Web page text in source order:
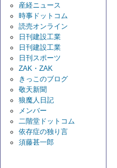
産経ニュース
時事ドットコム
読売オンライン
日刊建設工業
日刊建設工業
日刊スポーツ
ZAK・ZAK
きっこのブログ
敬天新聞
狼魔人日記
メンバー
二階堂ドットコム
依存症の独り言
須藤甚一郎